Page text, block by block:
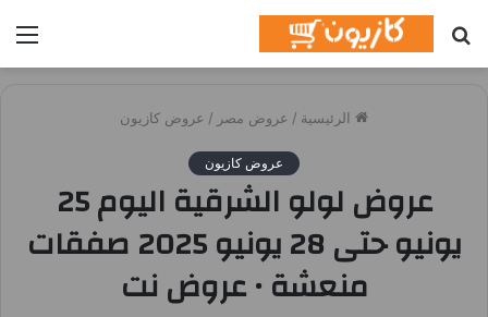
عن
الرئيسية / عروض مصر / عروض كازيون
عروض كازيون
عروض لولو الشرقية اليوم 25
يونيو حتى 28 يونيو 2025 صفقات
منعشة • عروض نت